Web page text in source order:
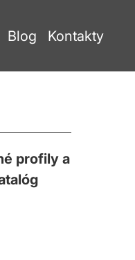
Blog Kontakty
profily a